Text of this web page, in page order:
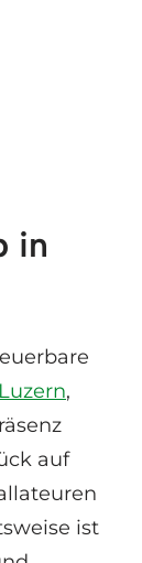
in
Luzern,
auf
ist